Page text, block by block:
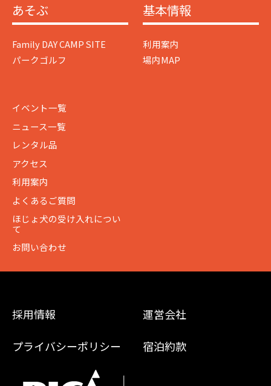
あそぶ
Family DAY CAMP SITE
パークゴルフ
基本情報
利用案内
場内MAP
イベント一覧
ニュース一覧
レンタル品
アクセス
利用案内
よくあるご質問
ほじょ犬の受け入れについ
て
お問い合わせ
採用情報 運営会社
プライバシーポリシー 宿泊約款